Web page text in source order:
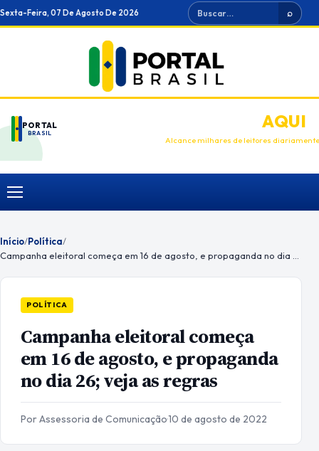
Ir
para
Sexta-Feira, 07 De Agosto De 2026 Buscar ⌕
PORTAL
BRASIL
ANUNCIEAQUI
Alcance milhares de leitores diariamente
Menu
Início/Política/
POLÍTICA
Campanha eleitoral começa
em 16 de agosto, e propaganda
no dia 26; veja as regras
Por Assessoria de Comunicação·10 de agosto de 2022